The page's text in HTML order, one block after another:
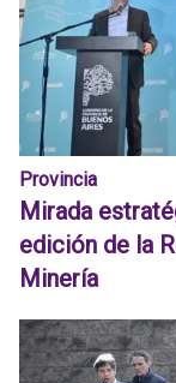
Provincia
Mirada
edición de la
Minería